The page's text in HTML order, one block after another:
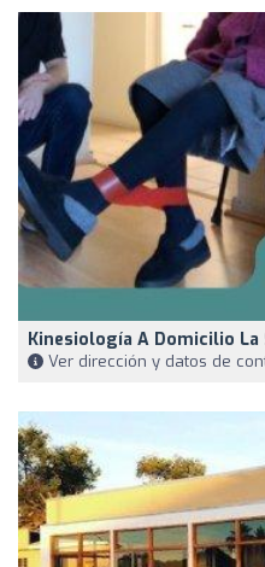
Kinesiología A Domicilio La
Ver dirección y datos de